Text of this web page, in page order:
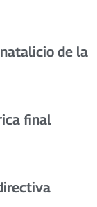
de la
final